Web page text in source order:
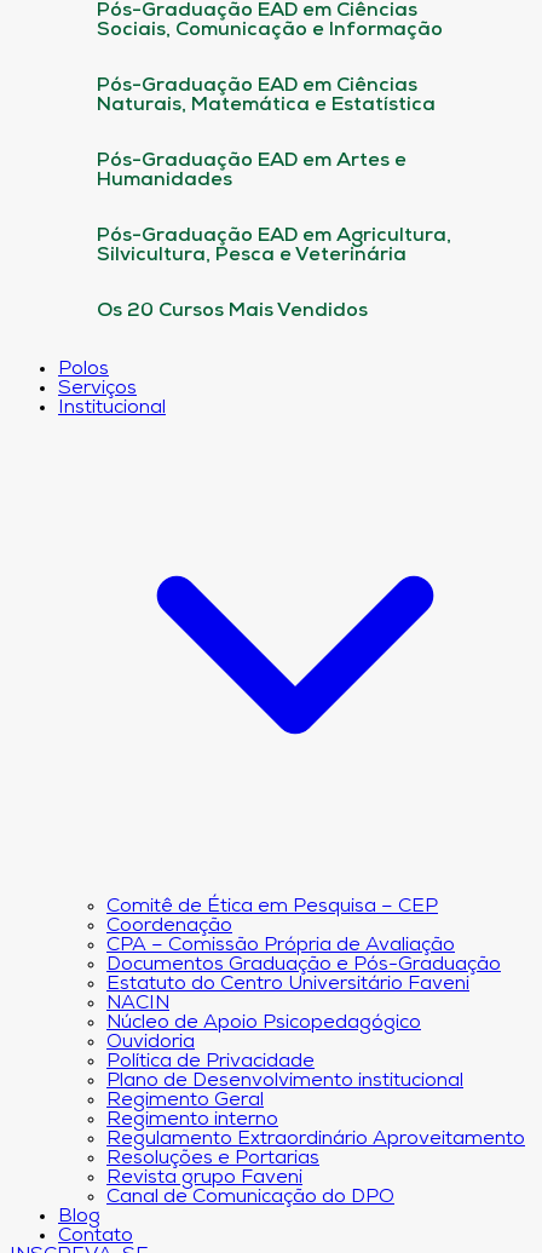
Pós-Graduação EAD em Ciências
Sociais, Comunicação e Informação
Pós-Graduação EAD em Ciências
Naturais, Matemática e Estatística
Pós-Graduação EAD em Artes e
Humanidades
Pós-Graduação EAD em Agricultura,
Silvicultura, Pesca e Veterinária
Os 20 Cursos Mais Vendidos
Polos
Serviços
Institucional
Comitê de Ética em Pesquisa – CEP
Coordenação
CPA – Comissão Própria de Avaliação
Documentos Graduação e Pós-Graduação
Estatuto do Centro Universitário Faveni
NACIN
Núcleo de Apoio Psicopedagógico
Ouvidoria
Política de Privacidade
Plano de Desenvolvimento institucional
Regimento Geral
Regimento interno
Regulamento Extraordinário Aproveitamento
Resoluções e Portarias
Revista grupo Faveni
Canal de Comunicação do DPO
Blog
Contato